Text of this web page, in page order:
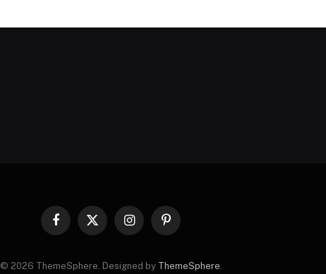
Facebook
X
InstagramPinterest
© 2026 ThemeSphere. Designed by ThemeSphere.